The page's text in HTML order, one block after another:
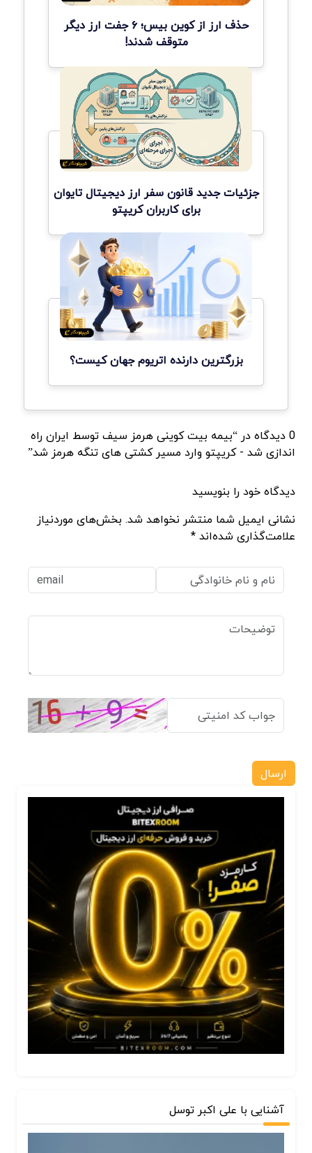
حذف ارز از کوین بیس؛ ۶ جفت ارز دیگر
متوقف شدند!
جزئیات جدید قانون سفر ارز دیجیتال تایوان
برای کاربران کریپتو
بزرگترین دارنده اتریوم جهان کیست؟
0 دیدگاه در “بیمه بیت کوینی هرمز سیف توسط ایران راه
اندازی شد - کریپتو وارد مسیر کشتی های تنگه هرمز شد”
دیدگاه خود را بنویسید
نشانی ایمیل شما منتشر نخواهد شد. بخش‌های موردنیاز
علامت‌گذاری شده‌اند *
ارسال
آشنایی با علی اکبر توسل